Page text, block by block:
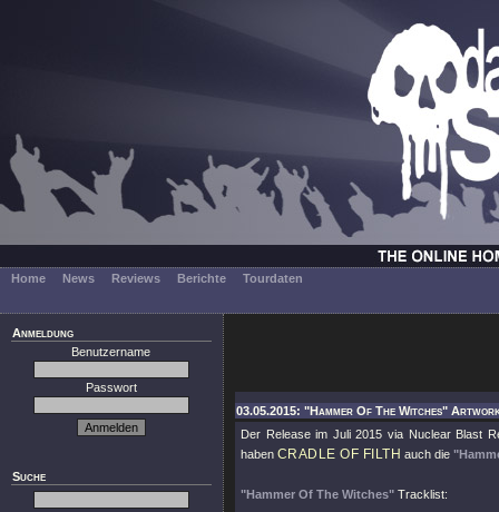
Home News Reviews Berichte Tourdaten
Anmeldung
Benutzername
Passwort
Suche
03.05.2015: "Hammer Of The Witches"
Der Release im Juli 2015 via Nuclear Blast
haben CRADLE OF FILTH auch die
"Hammer Of The Witches" Tracklist: